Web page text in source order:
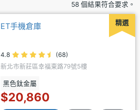
58 個結果符合要求。
精選
ET手機倉庫
4.8
(68)
新北市新莊區幸福東路79號5樓
黑色鈦金屬
$20,860